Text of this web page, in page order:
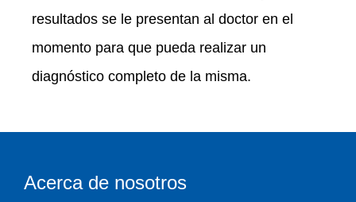
resultados se le presentan al doctor en el
momento para que pueda realizar un
diagnóstico completo de la misma.
Acerca de nosotros